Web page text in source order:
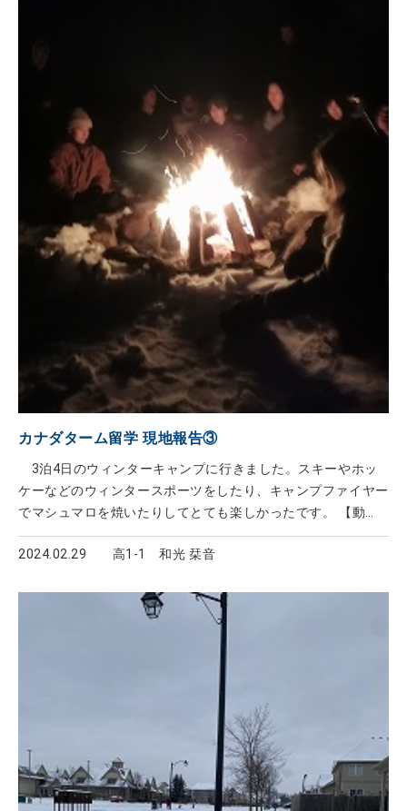
カナダターム留学 現地報告③
3泊4日のウィンターキャンプに行きました。スキーやホッ
ケーなどのウィンタースポーツをしたり、キャンプファイヤー
でマシュマロを焼いたりしてとても楽しかったです。 【動
画】 カナダターム留学 ウインターキャンプの様子
2024.02.29
高1‐1 和光 栞音